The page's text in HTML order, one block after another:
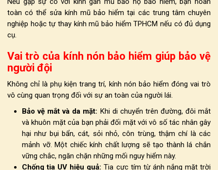
toàn có thể sửa kính mũ bảo hiểm tại các trung tâm chuyên
nghiệp hoặc tự thay kính mũ bảo hiểm TPHCM nếu có đủ dụng
cụ.
Vai trò của kính nón bảo hiểm giúp bảo vệ
người đội
Không chỉ là phụ kiện trang trí, kính nón bảo hiểm đóng vai trò
vô cùng quan trọng đối với sự an toàn của người lái.
Bảo vệ mắt và da mặt: Khi di chuyển trên đường, đôi mắt
và khuôn mặt của bạn phải đối mặt với vô số tác nhân gây
hại như bụi bẩn, cát, sỏi nhỏ, côn trùng, thậm chí là các
mảnh vỡ. Một chiếc kính chất lượng sẽ tạo thành lá chắn
vững chắc, ngăn chặn những mối nguy hiểm này.
Chống tia UV hiệu quả: Tia cực tím từ ánh nắng mặt trời